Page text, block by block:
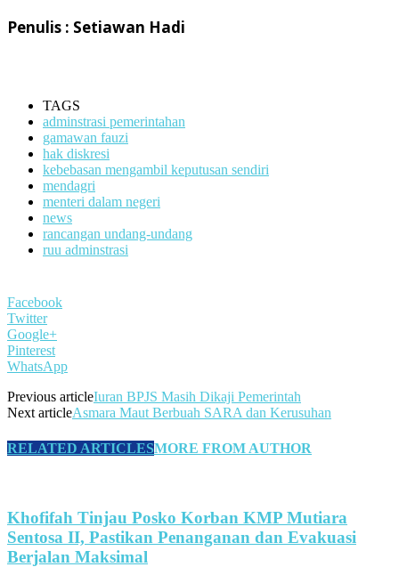
Penulis : Setiawan Hadi
TAGS
adminstrasi pemerintahan
gamawan fauzi
hak diskresi
kebebasan mengambil keputusan sendiri
mendagri
menteri dalam negeri
news
rancangan undang-undang
ruu adminstrasi
Facebook
Twitter
Google+
Pinterest
WhatsApp
Previous articleIuran BPJS Masih Dikaji Pemerintah
Next articleAsmara Maut Berbuah SARA dan Kerusuhan
RELATED ARTICLESMORE FROM AUTHOR
Khofifah Tinjau Posko Korban KMP Mutiara
Sentosa II, Pastikan Penanganan dan Evakuasi
Berjalan Maksimal